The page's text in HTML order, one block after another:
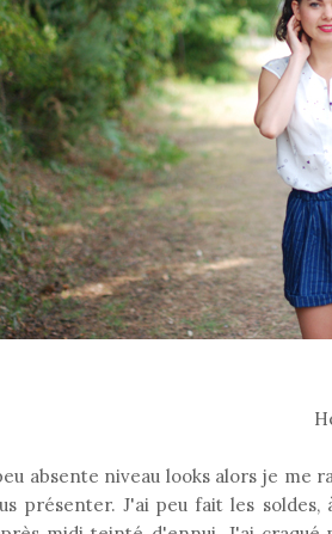
absente niveau looks alors je me
présenter. J'ai peu fait les